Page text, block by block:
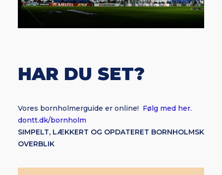
HAR DU SET?
Vores bornholmerguide er online! Følg med her.
dontt.dk/bornholm
SIMPELT, LÆKKERT OG OPDATERET BORNHOLMSK
OVERBLIK